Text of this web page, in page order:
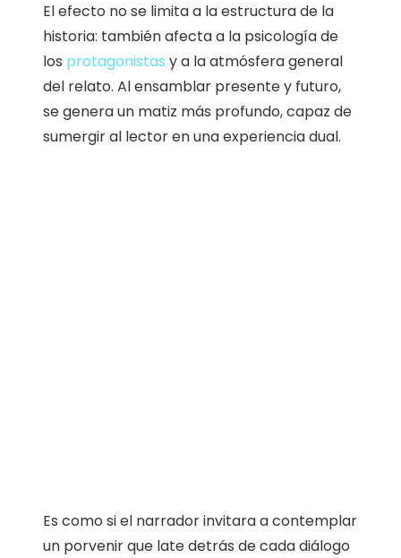
El efecto no se limita a la estructura de la
historia: también afecta a la psicología de
los protagonistas y a la atmósfera general
del relato. Al ensamblar presente y futuro,
se genera un matiz más profundo, capaz de
sumergir al lector en una experiencia dual.
Es como si el narrador invitara a contemplar
un porvenir que late detrás de cada diálogo